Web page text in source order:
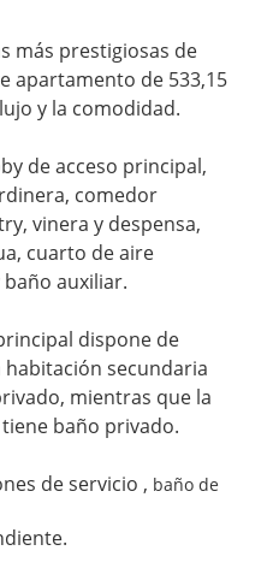
más prestigiosas de
apartamento de 533,15
y la comodidad.
de acceso principal,
comedor
vinera y despensa,
cuarto de aire
auxiliar.
dispone de
secundaria
mientras que la
baño privado.
de servicio , baño de